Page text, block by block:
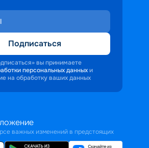
Подписаться
вы принимаете
персональных данных и
на обработку ваших данных
важных изменений в предстоящих